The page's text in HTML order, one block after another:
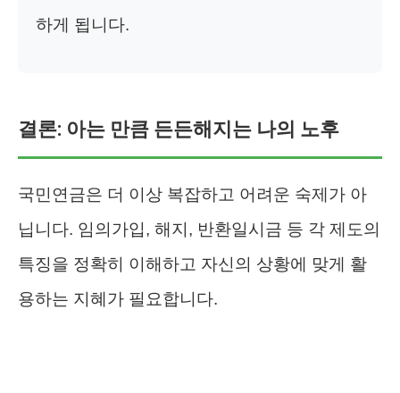
하게 됩니다.
결론: 아는 만큼 든든해지는 나의 노후
국민연금은 더 이상 복잡하고 어려운 숙제가 아
닙니다. 임의가입, 해지, 반환일시금 등 각 제도의
특징을 정확히 이해하고 자신의 상황에 맞게 활
용하는 지혜가 필요합니다.